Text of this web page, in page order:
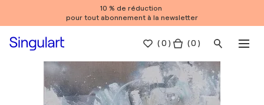
10 % de réduction
pour tout abonnement à la newsletter
(0 ) ( 0 )